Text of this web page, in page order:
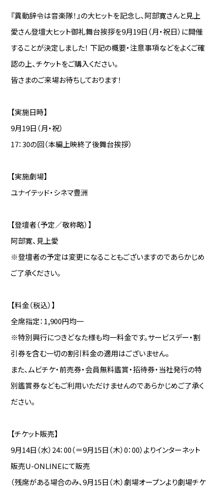
『異動辞令は音楽隊！』の大ヒットを記念し、阿部寛さんと見上
愛さん登壇大ヒット御礼舞台挨拶を9月19日（月・祝日）に開催
することが決定しました！ 下記の概要・注意事項などをよくご確
認の上、チケットをご購入ください。
皆さまのご来場お待ちしております！
【実施日時】
9月19日（月・祝）
17：30の回（本編上映終了後舞台挨拶）
【実施劇場】
ユナイテッド・シネマ豊洲
【登壇者（予定／敬称略）】
阿部寛、見上愛
※登壇者の予定は変更になることもございますのであらかじめ
ご了承ください。
【料金（税込）】
全席指定：1,900円均一
※特別興行につきどなた様も均一料金です。サービスデー・割
引券を含む一切の割引料金の適用はございません。
また、ムビチケ・前売券・会員無料鑑賞・招待券・当社発行の特
別鑑賞券などもご利用いただけませんのであらかじめご了承く
ださい。
【チケット販売】
9月14日（水）24：00（＝9月15日（木）0：00）よりインターネット
販売U-ONLINEにて販売
（残席がある場合のみ、9月15日（木）劇場オープンより劇場チケ